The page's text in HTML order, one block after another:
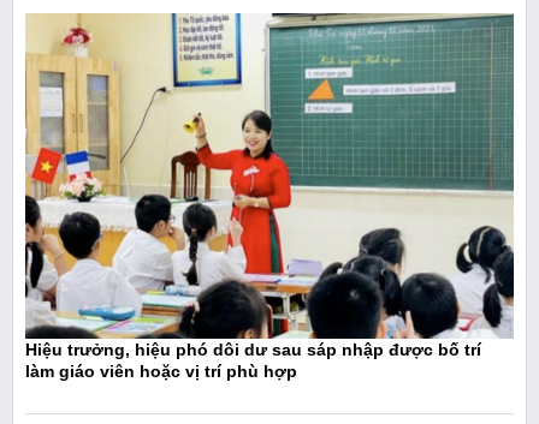
Hiệu trưởng, hiệu phó dôi dư sau sáp nhập được bố trí
làm giáo viên hoặc vị trí phù hợp